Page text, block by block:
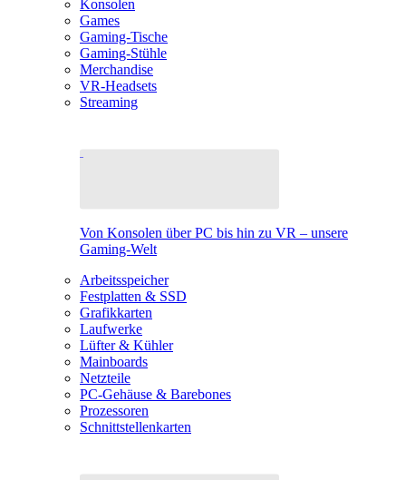
Konsolen
Games
Gaming-Tische
Gaming-Stühle
Merchandise
VR-Headsets
Streaming
Von Konsolen über PC bis hin zu VR – unsere
Gaming-Welt
Arbeitsspeicher
Festplatten & SSD
Grafikkarten
Laufwerke
Lüfter & Kühler
Mainboards
Netzteile
PC-Gehäuse & Barebones
Prozessoren
Schnittstellenkarten